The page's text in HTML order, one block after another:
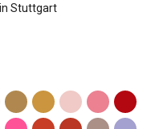
Stuttgart
Vanille
feine Haselnuss
Aprikose Sorbet
ZartesBubble